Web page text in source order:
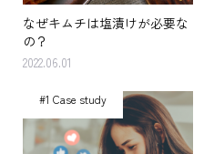
なぜキムチは塩漬けが必要な
の？
2022.06.01
#1 Case study